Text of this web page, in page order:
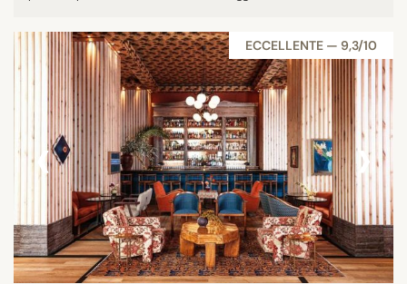
ECCELLENTE — 9,3/10
‹ ›